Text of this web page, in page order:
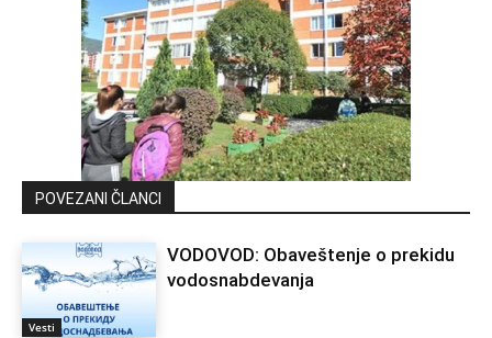
POVEZANI ČLANCI
Vesti
VODOVOD: Obaveštenje o prekidu
vodosnabdevanja